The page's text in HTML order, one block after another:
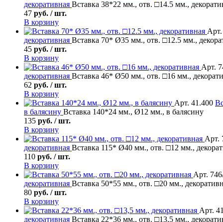
декоративная Вставка 38*22 мм., отв. □14.5 мм.,
47 руб. / шт.
В корзину
декоративная Вставка 70* Ø35 мм., отв. □12.5 мм.,
45 руб. / шт.
В корзину
Арт.
декоративная Вставка 46* Ø50 мм., отв. □16 мм.,
62 руб. / шт.
В корзину
Арт. 41.400
в балясину Вставка 140*24 мм., Ø12 мм., в балясину
135 руб. / шт.
В корзину
Арт.
декоративная Вставка 115* Ø40 мм., отв. □12 мм.,
110 руб. / шт.
В корзину
Арт.
декоративная Вставка 50*55 мм., отв. □20 мм.,
80 руб. / шт.
В корзину
Арт.
декоративная Вставка 22*36 мм., отв. □13,5 мм.,